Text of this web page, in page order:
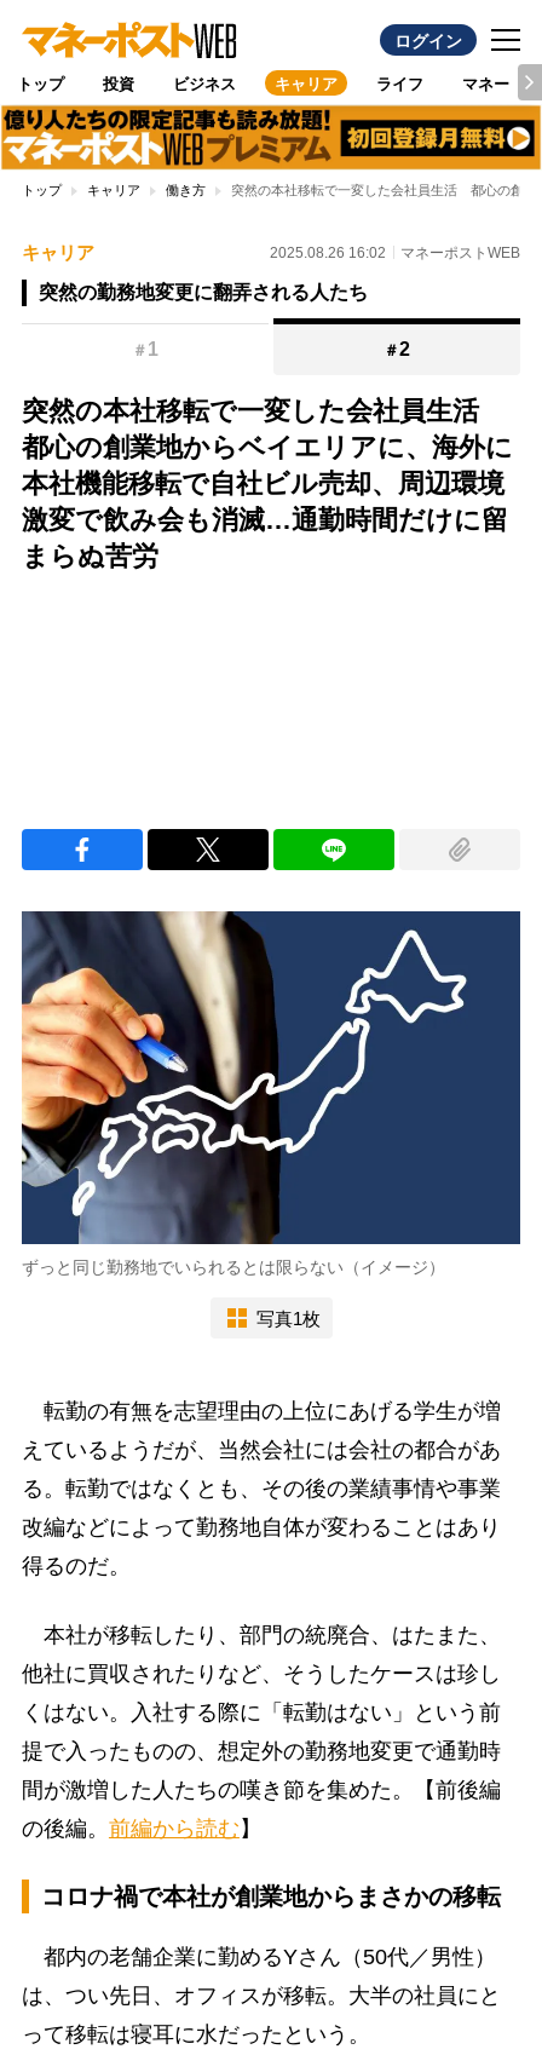
ログイン
トップ 投資 ビジネス キャリア ライフ マネー
トップ キャリア 働き方 突然の本社移転で一変した会社員生活 都心の創
キャリア 2025.08.26 16:02 マネーポストWEB
突然の勤務地変更に翻弄される人たち
＃ 1 ＃2
突然の本社移転で一変した会社員生活
都心の創業地からベイエリアに、海外に
本社機能移転で自社ビル売却、周辺環境
激変で飲み会も消滅…通勤時間だけに留
まらぬ苦労
ずっと同じ勤務地でいられるとは限らない（イメージ）
写真1枚
転勤の有無を志望理由の上位にあげる学生が増
えているようだが、当然会社には会社の都合があ
る。転勤ではなくとも、その後の業績事情や事業
改編などによって勤務地自体が変わることはあり
得るのだ。
本社が移転したり、部門の統廃合、はたまた、
他社に買収されたりなど、そうしたケースは珍し
くはない。入社する際に「転勤はない」という前
提で入ったものの、想定外の勤務地変更で通勤時
間が激増した人たちの嘆き節を集めた。【前後編
の後編。 前編から読む 】
コロナ禍で本社が創業地からまさかの移転
都内の老舗企業に勤めるYさん（50代／男性）
は、つい先日、オフィスが移転。大半の社員にと
って移転は寝耳に水だったという。